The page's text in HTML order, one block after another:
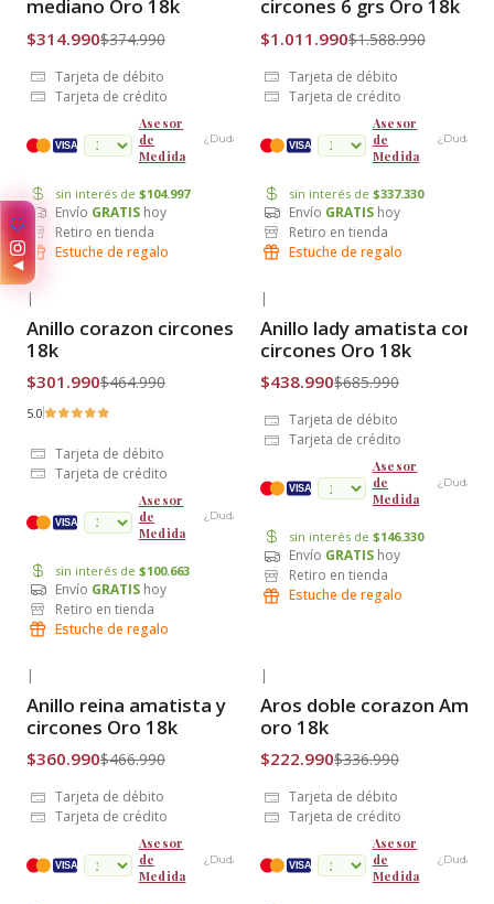
mediano Oro 18k
$314.990$374.990
Tarjeta de débito
Tarjeta de crédito
VISA
Asesor
de
Medida
¿Dudas? cuotas
sin interés de $104.997
Envío GRATIS hoy
Retiro en tienda
Estuche de regalo
circones 6 grs Oro 18k
$1.011.990$1.588.990
Tarjeta de débito
Tarjeta de crédito
VISA
Asesor
de
Medida
¿Dudas?
sin interés de $337.330
Envío GRATIS hoy
Retiro en tienda
Estuche de regalo
Envío Gratis
|
Anillo corazon circones Oro
18k
$301.990$464.990
5.0
Tarjeta de débito
Tarjeta de crédito
VISA
Asesor
de
Medida
¿Dudas?
sin interés de $100.663
Envío GRATIS hoy
Retiro en tienda
Estuche de regalo
Envío Gratis
|
Anillo lady amatista con
circones Oro 18k
$438.990$685.990
Tarjeta de débito
Tarjeta de crédito
VISA
Asesor
de
Medida
¿Dudas?
sin interés de $146.330
Envío GRATIS hoy
Retiro en tienda
Estuche de regalo
Envío Gratis
|
Anillo reina amatista y
circones Oro 18k
$360.990$466.990
Tarjeta de débito
Tarjeta de crédito
VISA
Asesor
de
Medida
¿Dudas? cuotas
Envío Gratis
|
Aros doble corazon
oro 18k
$222.990$336.990
Tarjeta de débito
Tarjeta de crédito
VISA
Asesor
de
Medida
¿Dudas?
🤍
◀